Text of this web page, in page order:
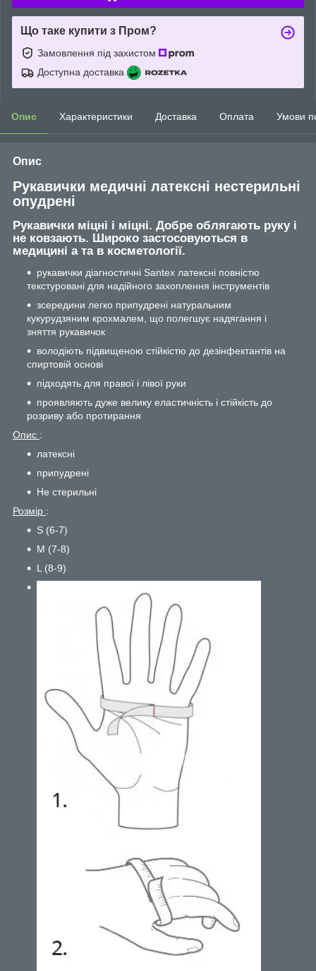
Що таке купити з Пром?
Замовлення під захистом
Доступна доставка
Опис Характеристики Доставка Оплата Умови
Опис
Рукавички медичні латексні нестерильні
опудрені
Рукавички міцні і міцні. Добре облягають руку і
не ковзають. Широко застосовуються в
медицині а та в косметології.
рукавички діагностичні Santex латексні повністю
текстуровані для надійного захоплення інструментів
зсередини легко припудрені натуральним
кукурудзяним крохмалем, що полегшує надягання і
зняття рукавичок
володіють підвищеною стійкістю до дезінфектантів на
спиртовій основі
підходять для правої і лівої руки
проявляють дуже велику еластичність і стійкість до
розриву або протирання
Опис :
латексні
припудрені
Не стерильні
Розмір :
S (6-7)
M (7-8)
L (8-9)